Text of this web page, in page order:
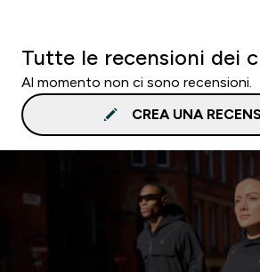
Tutte le recensioni dei
Al momento non ci sono recensioni.
CREA UNA